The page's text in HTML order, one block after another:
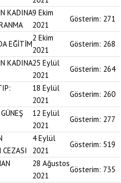
KADINA9 Ekim
2021
Gösterim: 271
EĞİTİM
2 Ekim
2021
Gösterim: 268
KADINA25 Eylül
2021
Gösterim: 264
18 Eylül
2021
Gösterim: 260
12 Eylül
2021
Gösterim: 277
4 Eylül
2021
Gösterim: 519
28 Ağustos
2021
Gösterim: 735